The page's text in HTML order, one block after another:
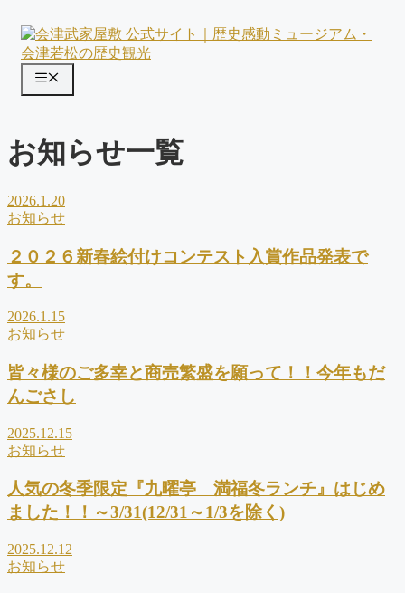
キ
ッ
メ
ー
お知らせ一覧
2026.1.20
お知らせ
２０２６新春絵付けコンテスト入賞作品発表で
す。
2026.1.15
お知らせ
皆々様のご多幸と商売繁盛を願って！！今年もだ
んごさし
2025.12.15
お知らせ
人気の冬季限定『九曜亭 満福冬ランチ』はじめ
ました！！～3/31(12/31～1/3を除く)
2025.12.12
お知らせ